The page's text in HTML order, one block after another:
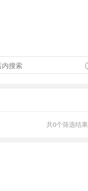
共0个筛选结果